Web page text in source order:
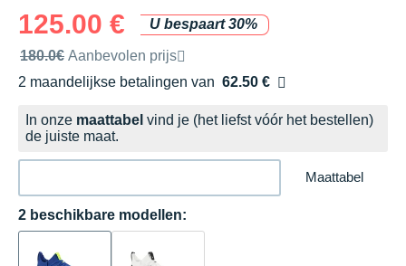
125.00 €
U bespaart 30%
Door het merk aanbevolen verkoopprijs
180.0€ Aanbevolen prijs
2 maandelijkse betalingen van 62.50 €
zonder kosten
In onze maattabel vind je (het liefst vóór het bestellen)
de juiste maat.
Maattabel
2 beschikbare modellen: